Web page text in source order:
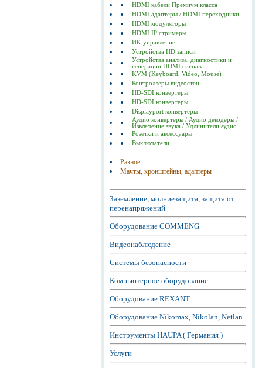
HDMI кабели Премиум класса
HDMI адаптеры / HDMI переходники
HDMI модуляторы
HDMI IP стримеры
ИК-управление
Устройства HD записи
Устройства анализа, диагностики и
генерации HDMI сигнала
KVM (Keyboard, Video, Mouse)
Контроллеры видеостен
HD-SDI конвертеры
HD-SDI конвертеры
Displayport конвертеры
Аудио конвертеры / Аудио декодеры /
Извлечение звука / Удлинители аудио
Розетки и аксессуары
Выключатели
Разное
Мачты, кронштейны, адаптеры
Заземление, молниезащита, защита от
перенапряжений
Оборудование COMMENG
Видеонаблюдение
Системы безопасности
Компьютерное оборудование
Оборудование REXANT
Оборудование Nikomax, Nikolan, Netlan
Инструменты HAUPA ( Германия )
Услуги